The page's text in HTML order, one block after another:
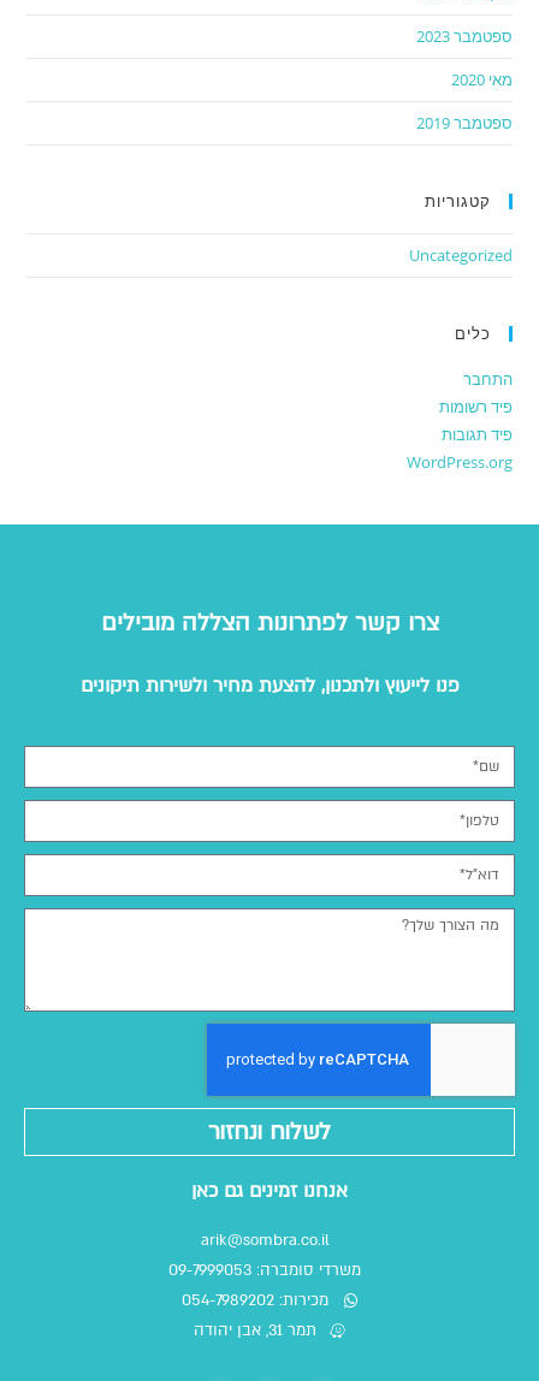
ספטמבר 2023
מאי 2020
ספטמבר 2019
קטגוריות
Uncategorized
כלים
התחבר
פיד רשומות
פיד תגובות
WordPress.org
צרו קשר לפתרונות הצללה מובילים
פנו לייעוץ ולתכנון, להצעת מחיר ולשירות תיקונים
לשלוח ונחזור
אנחנו זמינים גם כאן
arik@sombra.co.il
משרדי סומברה: 09-7999053
מכירות: 054-7989202
תמר 31, אבן יהודה